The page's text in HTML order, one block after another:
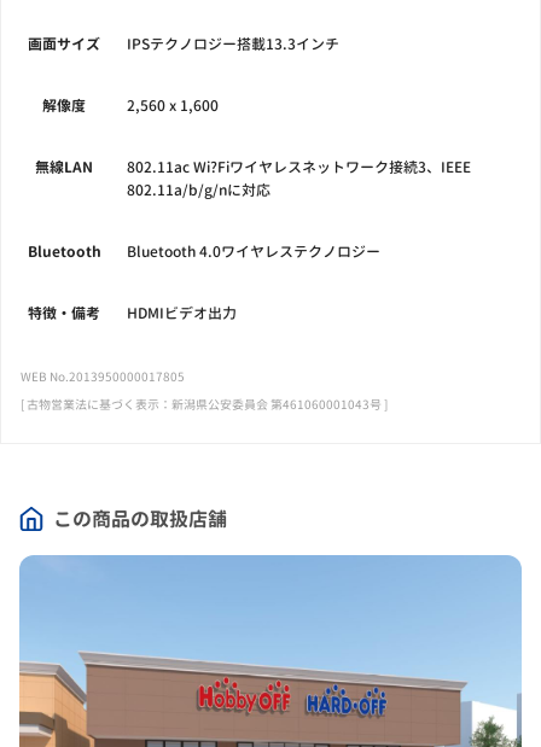
この商品の取扱店舗
画面サイズ IPSテクノロジー搭載13.3インチ
解像度 2,560 x 1,600
無線LAN
802.11ac Wi?Fiワイヤレスネットワーク接続3、IEEE
802.11a/b/g/nに対応
Bluetooth Bluetooth 4.0ワイヤレステクノロジー
特徴・備考 HDMIビデオ出力
WEB No.2013950000017805
[ 古物営業法に基づく表示：新潟県公安委員会 第461060001043号 ]